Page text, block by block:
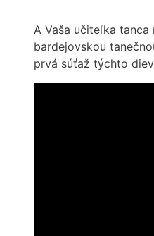
A Vaša učiteľka
bardejovskou
prvá súťaž týchto